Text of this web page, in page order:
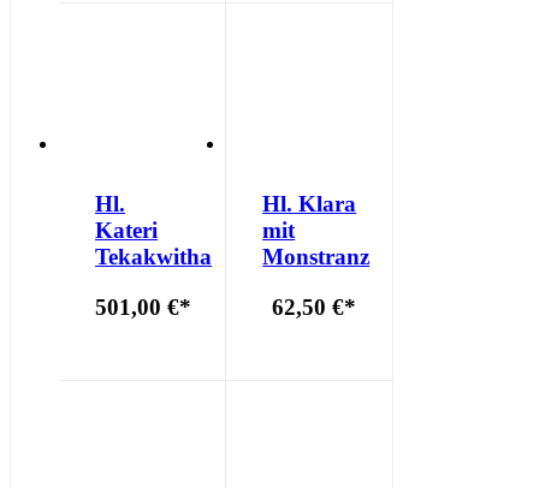
Hl.
Kateri
Tekakwitha
501,00 €*
Hl. Klara
mit
Monstranz
62,50 €*